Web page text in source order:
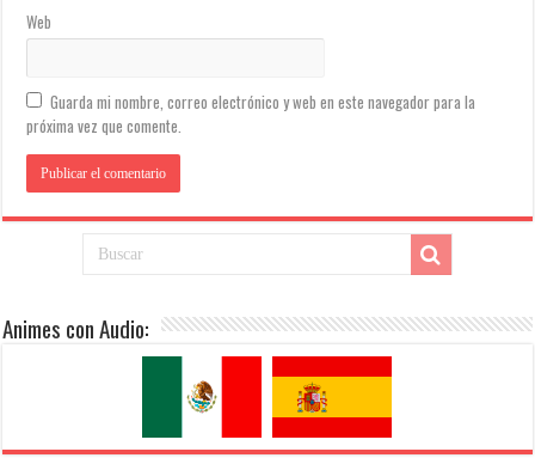
Web
Guarda mi nombre, correo electrónico y web en este navegador para la
próxima vez que comente.
Animes con Audio: